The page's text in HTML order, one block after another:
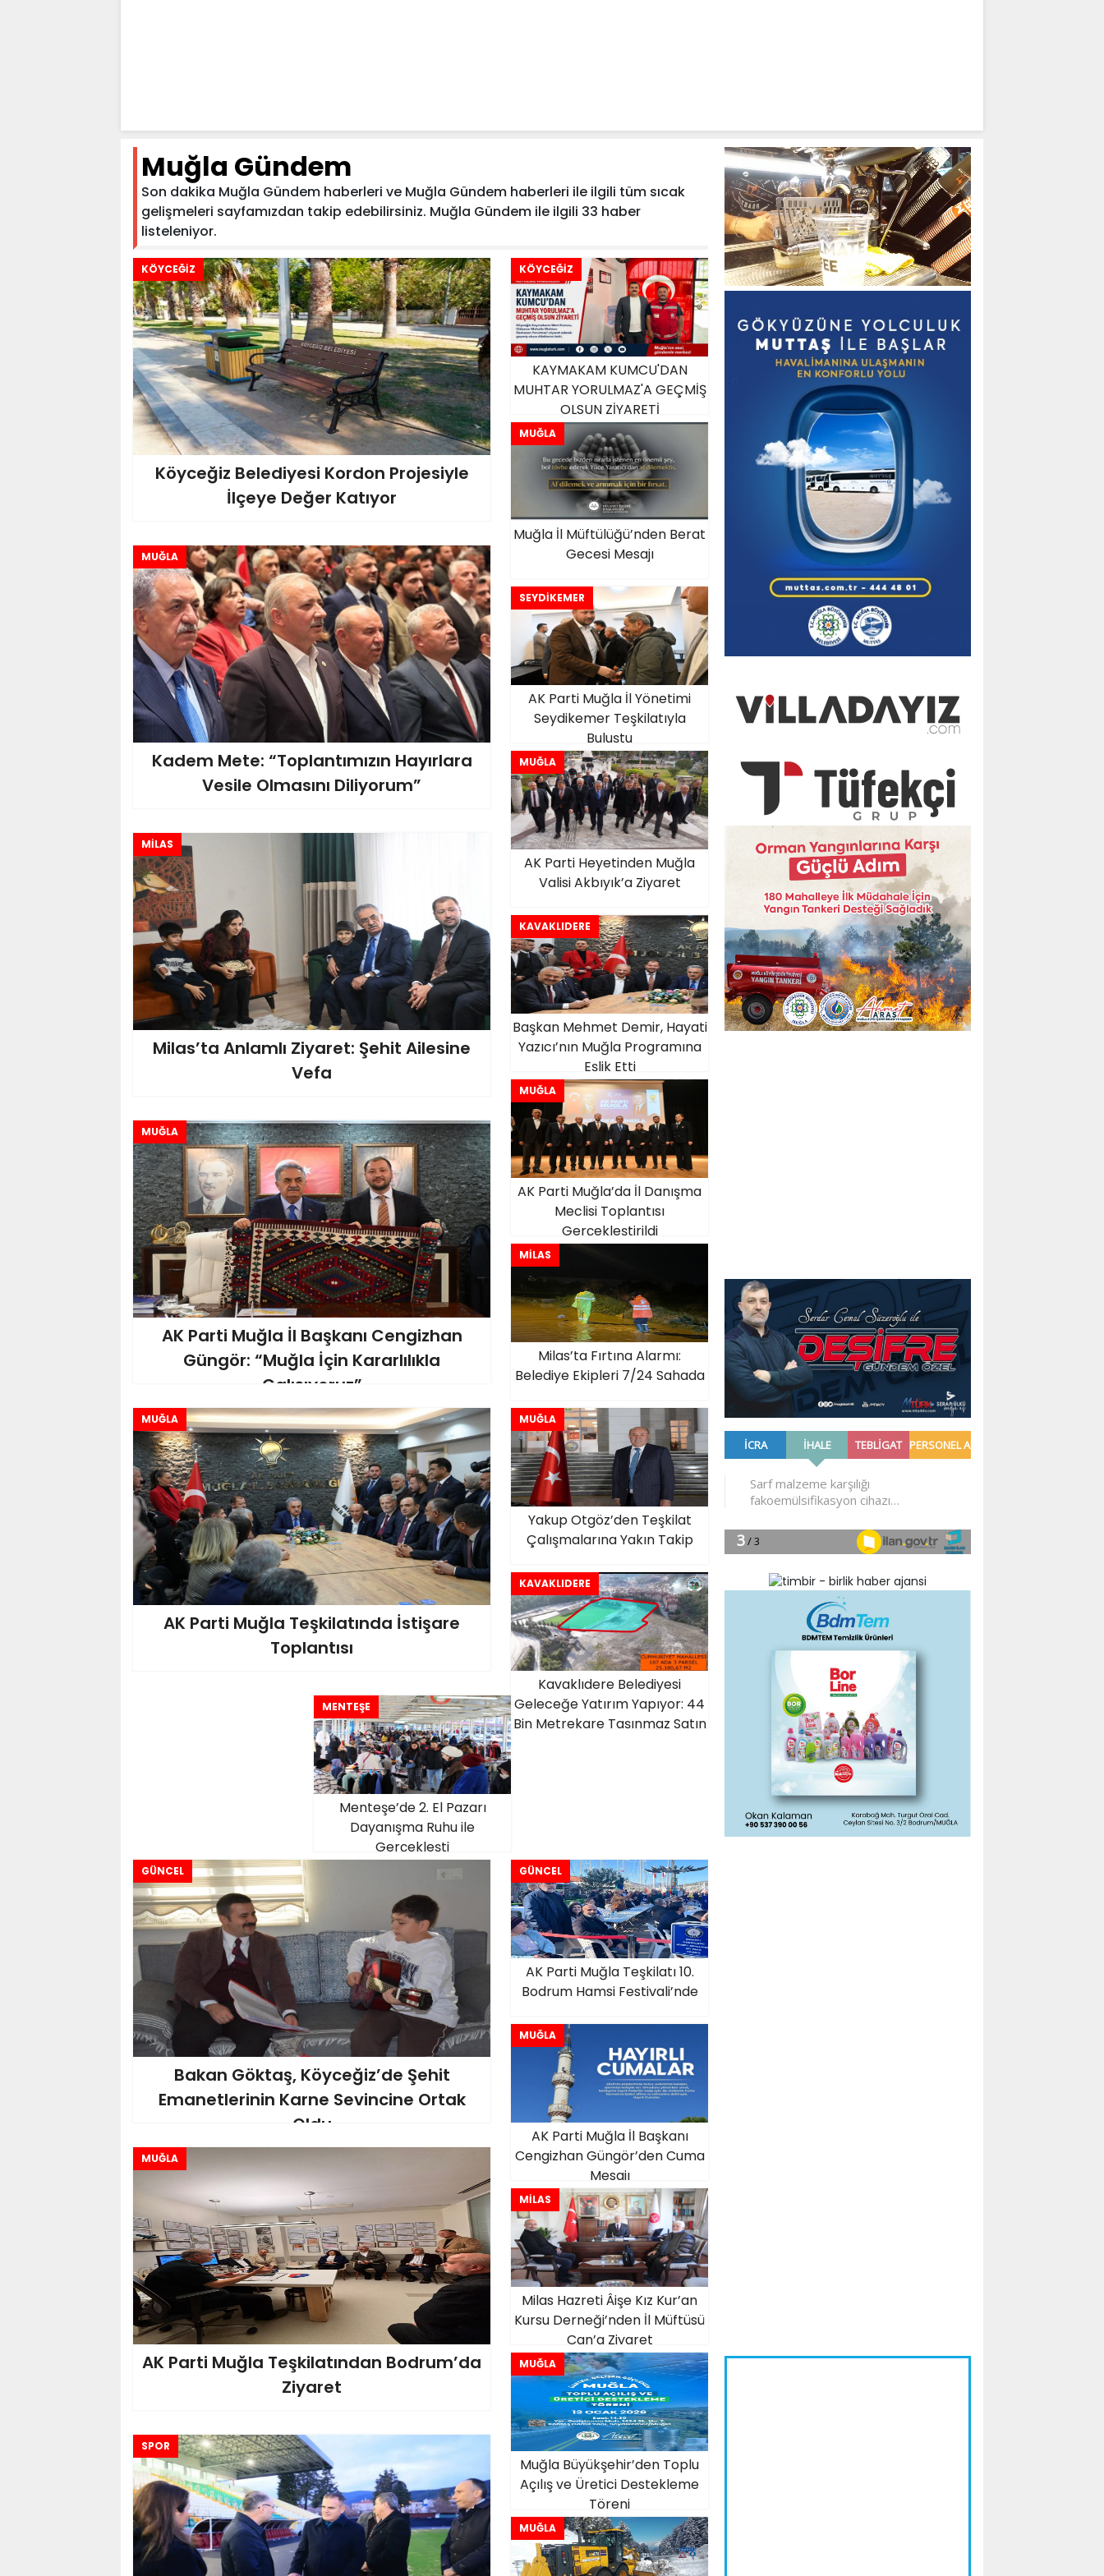
Muğla Gündem
Son dakika Muğla Gündem haberleri ve Muğla Gündem haberleri ile ilgili tüm sıcak
gelişmeleri sayfamızdan takip edebilirsiniz. Muğla Gündem ile ilgili 33 haber
listeleniyor.
KÖYCEĞİZ
Köyceğiz Belediyesi Kordon Projesiyle
İlçeye Değer Katıyor
KÖYCEĞİZ
KAYMAKAM KUMCU'DAN
MUHTAR YORULMAZ'A GEÇMİŞ
OLSUN ZİYARETİ
MUĞLA
Muğla İl Müftülüğü’nden Berat
Gecesi Mesajı
MUĞLA
Kadem Mete: “Toplantımızın Hayırlara
Vesile Olmasını Diliyorum”
SEYDİKEMER
AK Parti Muğla İl Yönetimi
Seydikemer Teşkilatıyla
Buluştu
MUĞLA
AK Parti Heyetinden Muğla
Valisi Akbıyık’a Ziyaret
MİLAS
Milas’ta Anlamlı Ziyaret: Şehit Ailesine
Vefa
KAVAKLIDERE
Başkan Mehmet Demir, Hayati
Yazıcı’nın Muğla Programına
Eşlik Etti
MUĞLA
AK Parti Muğla’da İl Danışma
Meclisi Toplantısı
Gerçekleştirildi
MUĞLA
AK Parti Muğla İl Başkanı Cengizhan
Güngör: “Muğla İçin Kararlılıkla
Çalışıyoruz”
MİLAS
Milas’ta Fırtına Alarmı:
Belediye Ekipleri 7/24 Sahada
MUĞLA
Yakup Otgöz’den Teşkilat
Çalışmalarına Yakın Takip
MUĞLA
AK Parti Muğla Teşkilatında İstişare
Toplantısı
KAVAKLIDERE
Kavaklıdere Belediyesi
Geleceğe Yatırım Yapıyor: 44
Bin Metrekare Taşınmaz Satın
MENTEŞE
Menteşe’de 2. El Pazarı
Dayanışma Ruhu ile
Gerçekleşti
GÜNCEL
Bakan Göktaş, Köyceğiz’de Şehit
Emanetlerinin Karne Sevincine Ortak
Oldu
GÜNCEL
AK Parti Muğla Teşkilatı 10.
Bodrum Hamsi Festivali’nde
MUĞLA
AK Parti Muğla İl Başkanı
Cengizhan Güngör’den Cuma
Mesajı
MUĞLA
AK Parti Muğla Teşkilatından Bodrum’da
Ziyaret
MİLAS
Milas Hazreti Âişe Kız Kur’an
Kursu Derneği’nden İl Müftüsü
Can’a Ziyaret
MUĞLA
Muğla Büyükşehir’den Toplu
Açılış ve Üretici Destekleme
Töreni
SPOR
MUĞLA